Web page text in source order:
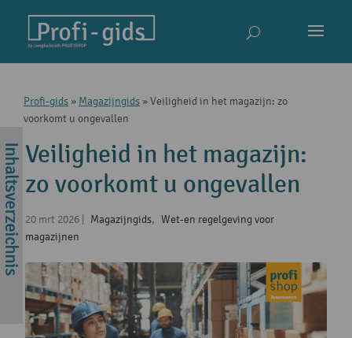
Profi-gids » Magazijngids »Veiligheid in het magazijn: zo
voorkomt u ongevallen
Veiligheid in het magazijn:
zo voorkomt u ongevallen
20 mrt 2026 Magazijngids, Wet-en regelgeving voor
magazijnen